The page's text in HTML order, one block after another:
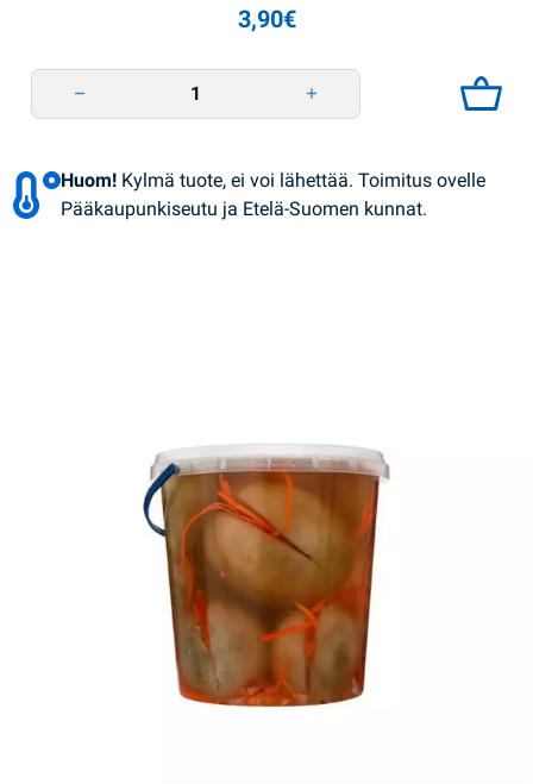
3,90€
Porkkanasalaatti korealaiseen tapaan 400 g Smachna Tradizia quantity
Huom! Kylmä tuote, ei voi lähettää. Toimitus ovelle
Pääkaupunkiseutu ja Etelä-Suomen kunnat.